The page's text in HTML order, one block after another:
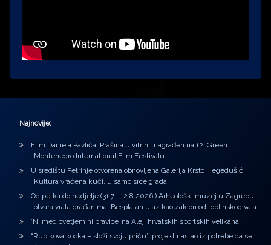
Najnovije:
Film Daniela Pavlića ‘Prašina u vitrini’ nagrađen na 12. Green
Montenegro International Film Festivalu
U središtu Petrinje otvorena obnovljena Galerija Krsto Hegedušić:
Kultura vraćena kući, u samo srce grada!
Od petka do nedjelje (31.7. – 2.8.2026.) Arheološki muzej u Zagrebu
otvara vrata građanima: Besplatan ulaz kao zaklon od toplinskog vala
‘Ni med cvetjem ni pravice’ na Aleji hrvatskih sportskih velikana
“Rubikova kocka – složi svoju priču”, projekt nastao iz potrebe da se